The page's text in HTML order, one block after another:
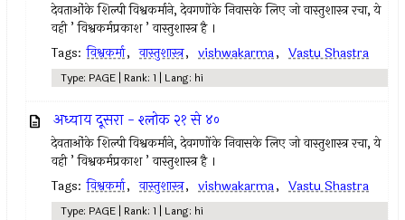
देवताओंके शिल्पी विश्वकर्माने, देवगणोंके निवासके लिए जो वास्तुशास्त्र रचा, ये
वही ’ विश्वकर्मप्रकाश ’ वास्तुशास्त्र है ।
Tags: विश्वकर्मा, वास्तुशास्त्र, vishwakarma, Vastu Shastra
Type: PAGE | Rank: 1 | Lang: hi
अध्याय दूसरा - श्लोक २१ से ४०
देवताओंके शिल्पी विश्वकर्माने, देवगणोंके निवासके लिए जो वास्तुशास्त्र रचा, ये
वही ’ विश्वकर्मप्रकाश ’ वास्तुशास्त्र है ।
Tags: विश्वकर्मा, वास्तुशास्त्र, vishwakarma, Vastu Shastra
Type: PAGE | Rank: 1 | Lang: hi